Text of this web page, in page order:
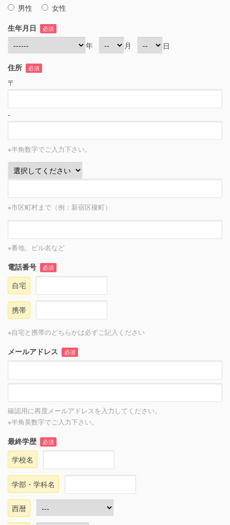
男性
女性
生年月日
必須
年 月 日
住所 必須
〒
-
※半角数字でご入力下さい。
※市区町村まで（例：新宿区榎町）
※番地、ビル名など
電話番号 必須
自宅
携帯
※自宅と携帯のどちらかは必ずご記入ください
メールアドレス 必須
確認用に再度メールアドレスを入力してください。
※半角英数字でご入力下さい。
最終学歴 必須
学校名
学部・学科名
西暦